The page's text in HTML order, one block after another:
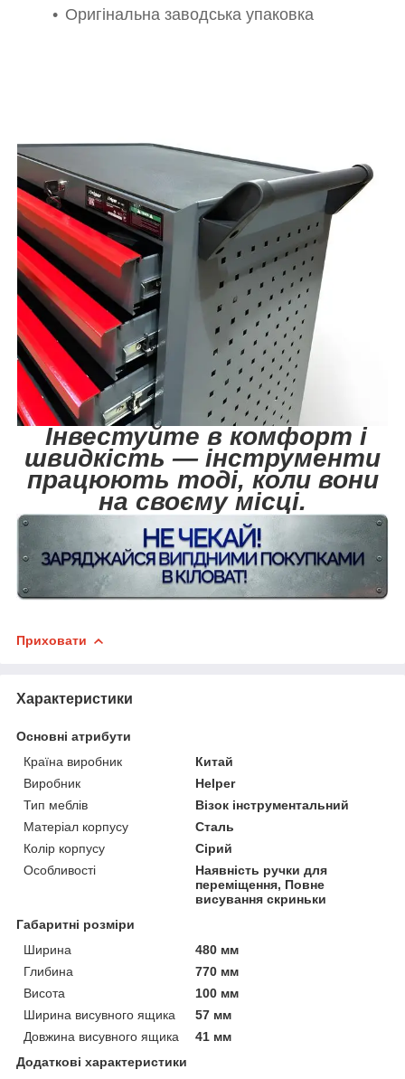
Оригінальна заводська упаковка
Інвестуйте в комфорт і
швидкість — інструменти
працюють тоді, коли вони
на своєму місці.
Приховати
Характеристики
Основні атрибути
Країна виробник
Китай
Виробник
Helper
Тип меблів
Візок інструментальний
Матеріал корпусу
Сталь
Колір корпусу
Сірий
Особливості
Наявність ручки для
переміщення, Повне
висування скриньки
Габаритні розміри
Ширина
480 мм
Глибина
770 мм
Висота
100 мм
Ширина висувного ящика
57 мм
Довжина висувного ящика
41 мм
Додаткові характеристики